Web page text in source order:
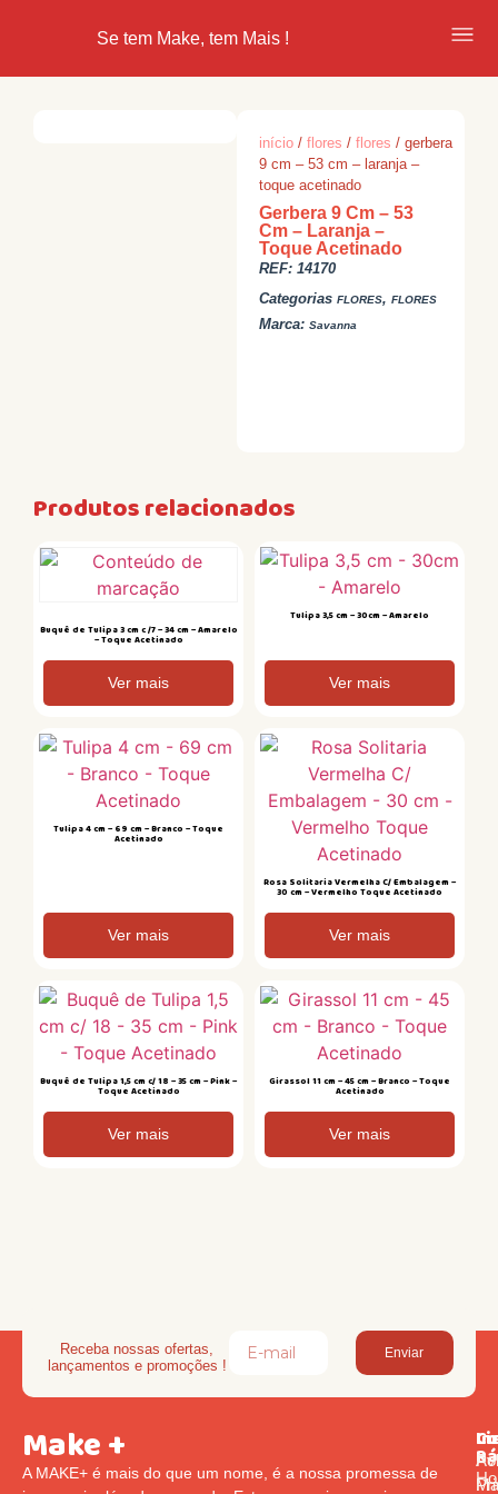
Se tem Make, tem Mais !
início /flores /flores / gerbera
9 cm – 53 cm – laranja –
toque acetinado
Gerbera 9 Cm – 53
Cm – Laranja –
Toque Acetinado
REF:14170
Categorias FLORES,FLORES
Marca:Savanna
Produtos relacionados
Buquê de Tulipa 3 cm c /7 – 34 cm – Amarelo
– Toque Acetinado
Ver mais
Tulipa 3,5 cm – 30cm – Amarelo
Ver mais
Tulipa 4 cm – 69 cm – Branco – Toque
Acetinado
Ver mais
Rosa Solitaria Vermelha C/ Embalagem –
30 cm – Vermelho Toque Acetinado
Ver mais
Buquê de Tulipa 1,5 cm c/ 18 – 35 cm – Pink –
Toque Acetinado
Ver mais
Girassol 11 cm – 45 cm – Branco – Toque
Acetinado
Ver mais
Receba nossas ofertas,
lançamentos e promoções !
Enviar
Make +
A MAKE+ é mais do que um nome, é a nossa promessa de
Av